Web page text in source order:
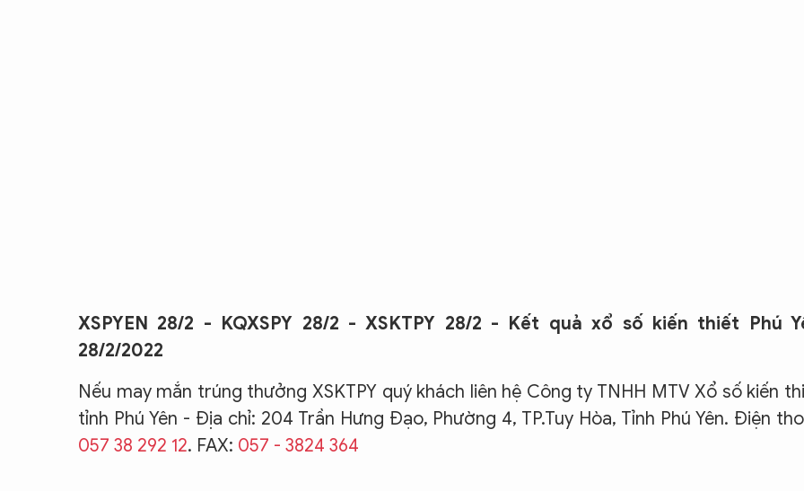
XSPYEN 28/2 - KQXSPY 28/2 - XSKTPY 28/2 - Kết quả xổ số kiến thiết Phú
28/2/2022
Nếu may mắn trúng thưởng XSKTPY quý khách liên hệ Công ty TNHH MTV Xổ số kiến
tỉnh Phú Yên - Địa chỉ: 204 Trần Hưng Đạo, Phường 4, TP.Tuy Hòa, Tỉnh Phú Yên. Điện
057 38 292 12. FAX: 057 - 3824 364